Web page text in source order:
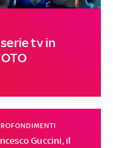
tv in
Guccini, il